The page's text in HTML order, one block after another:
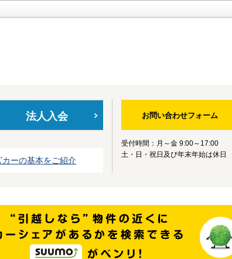
法人入会
ーの基本をご紹介
お問い合わせフォーム
受付時間：月～金 9:00～17:00
土・日・祝日及び年末年始は休日